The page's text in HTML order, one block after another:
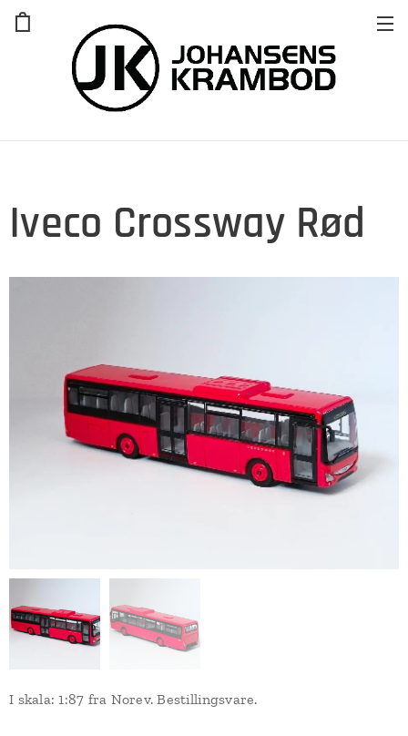
Iveco Crossway Rød
I skala: 1:87 fra Norev. Bestillingsvare.